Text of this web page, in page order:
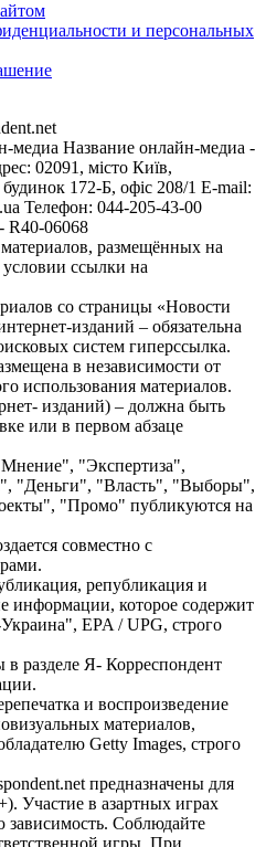
и персональных
медиа Название онлайн-медиа -
02091, місто Київ,
172-Б, офіс 208/1 E-mail:
Телефон: 044-205-43-00
R40-06068
размещённых на
условии ссылки на
со страницы «Новости
изданий – обязательна
систем гиперссылка.
в независимости от
использования материалов.
изданий) – должна быть
или в первом абзаце
"Экспертиза",
"Деньги", "Власть", "Выборы",
"Промо" публикуются на
совместно с
републикация и
информации, которое содержит
EPA / UPG, строго
в разделе Я- Корреспондент
и воспроизведение
материалов,
Getty Images, строго
предназначены для
Участие в азартных играх
зависимость. Соблюдайте